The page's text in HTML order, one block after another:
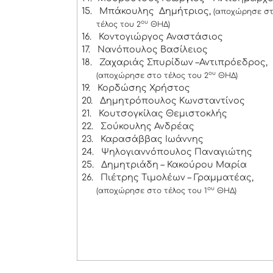
15.
Μπάκουλης Δημήτριος, (αποχώρησε
τέλος του 2ουΘΗΔ)
16.
Κοντογιώργος Αναστάσιος
17.
Νανόπουλος Βασίλειος
18.
Ζαχαριάς Σπυρίδων –Αντιπρόεδρος,
(αποχώρησε στο τέλος του 2ουΘΗΔ)
19.
Κορδώσης Χρήστος
20.
Δημητρόπουλος Κωνσταντίνος
21.
Κουτσογκίλας Θεμιστοκλής
22.
Σούκουλης Ανδρέας
23.
Καρασάββας Ιωάννης
24.
Ψηλογιαννόπουλος Παναγιώτης
25.
Δημητριάδη – Κακούρου Μαρία
26.
Πιέτρης Τιμολέων – Γραμματέας,
(αποχώρησε στο τέλος του 1ουΘΗΔ)